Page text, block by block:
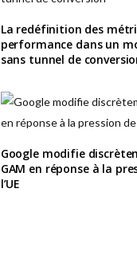
La redéfinition des
performance dans un
sans tunnel de
Google modifie
GAM en réponse à la
l’UE